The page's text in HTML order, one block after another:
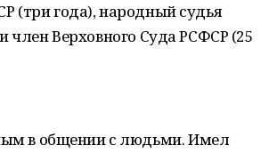
(три года), народный судья
член Верховного Суда РСФСР (25
в общении с людьми. Имел